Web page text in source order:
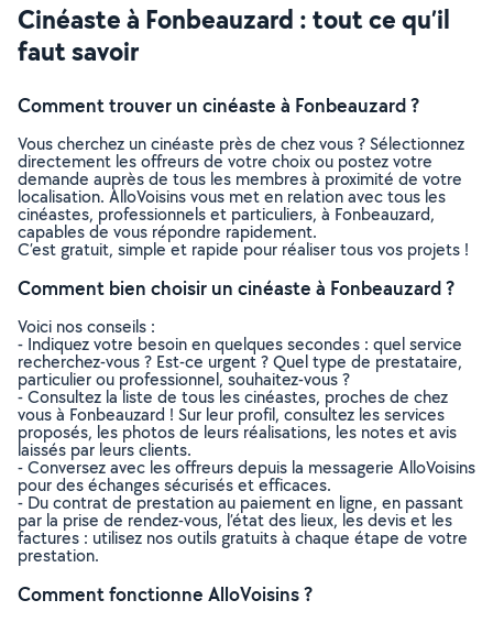
Cinéaste à Fonbeauzard : tout ce qu’il
faut savoir
Comment trouver un cinéaste à Fonbeauzard ?
Vous cherchez un cinéaste près de chez vous ? Sélectionnez
directement les offreurs de votre choix ou postez votre
demande auprès de tous les membres à proximité de votre
localisation. AlloVoisins vous met en relation avec tous les
cinéastes, professionnels et particuliers, à Fonbeauzard,
capables de vous répondre rapidement.
C’est gratuit, simple et rapide pour réaliser tous vos projets !
Comment bien choisir un cinéaste à Fonbeauzard ?
Voici nos conseils :
- Indiquez votre besoin en quelques secondes : quel service
recherchez-vous ? Est-ce urgent ? Quel type de prestataire,
particulier ou professionnel, souhaitez-vous ?
- Consultez la liste de tous les cinéastes, proches de chez
vous à Fonbeauzard ! Sur leur profil, consultez les services
proposés, les photos de leurs réalisations, les notes et avis
laissés par leurs clients.
- Conversez avec les offreurs depuis la messagerie AlloVoisins
pour des échanges sécurisés et efficaces.
- Du contrat de prestation au paiement en ligne, en passant
par la prise de rendez-vous, l’état des lieux, les devis et les
factures : utilisez nos outils gratuits à chaque étape de votre
prestation.
Comment fonctionne AlloVoisins ?